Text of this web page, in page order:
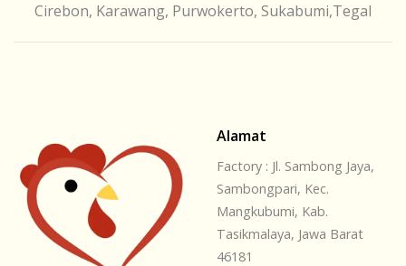
Cirebon, Karawang, Purwokerto, Sukabumi,Tegal
Alamat
Factory : Jl. Sambong Jaya,
Sambongpari, Kec.
Mangkubumi, Kab.
Tasikmalaya, Jawa Barat
46181